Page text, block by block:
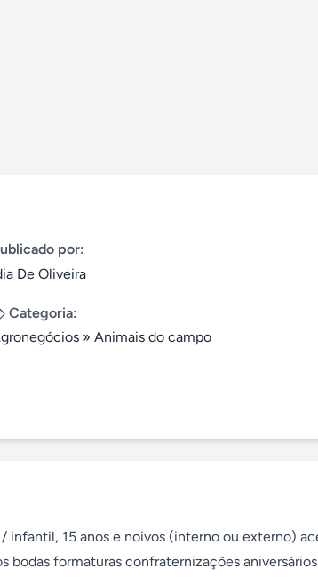
por:
De Oliveira
Categoria:
» Animais do campo
15 anos e noivos (interno ou externo)
bodas formaturas confraternizações